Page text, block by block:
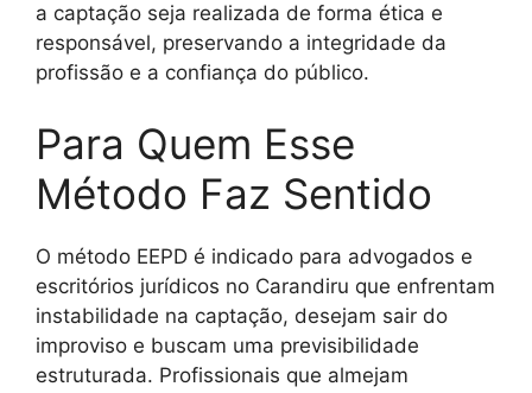
a captação seja realizada de forma ética e
responsável, preservando a integridade da
profissão e a confiança do público.
Para Quem Esse
Método Faz Sentido
O método EEPD é indicado para advogados e
escritórios jurídicos no Carandiru que enfrentam
instabilidade na captação, desejam sair do
improviso e buscam uma previsibilidade
estruturada. Profissionais que almejam